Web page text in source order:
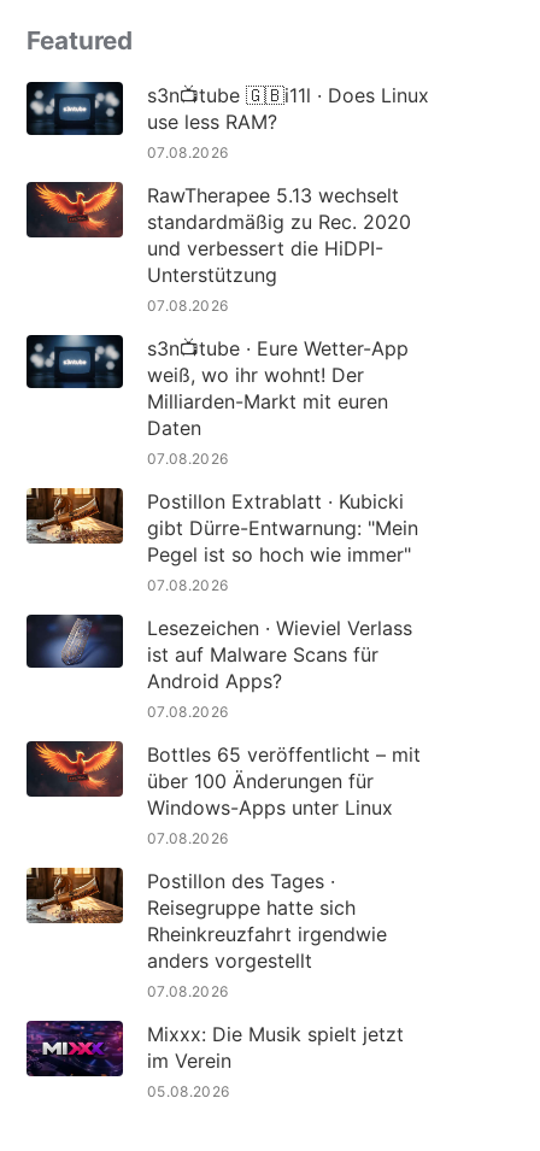
Featured
s3n📺tube 🇬🇧i11l · Does Linux
use less RAM?
07.08.2026
RawTherapee 5.13 wechselt
standardmäßig zu Rec. 2020
und verbessert die HiDPI-
Unterstützung
07.08.2026
s3n📺tube · Eure Wetter-App
weiß, wo ihr wohnt! Der
Milliarden-Markt mit euren
Daten
07.08.2026
Postillon Extrablatt · Kubicki
gibt Dürre-Entwarnung: "Mein
Pegel ist so hoch wie immer"
07.08.2026
Lesezeichen · Wieviel Verlass
ist auf Malware Scans für
Android Apps?
07.08.2026
Bottles 65 veröffentlicht – mit
über 100 Änderungen für
Windows-Apps unter Linux
07.08.2026
Postillon des Tages ·
Reisegruppe hatte sich
Rheinkreuzfahrt irgendwie
anders vorgestellt
07.08.2026
Mixxx: Die Musik spielt jetzt
im Verein
05.08.2026